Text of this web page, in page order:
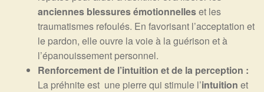
anciennes blessures émotionnelleset les
traumatismes refoulés. En favorisant l’acceptation et
le pardon, elle ouvre la voie à la guérison et à
l’épanouissement personnel.
Renforcement de l’intuition et de la perception :
La préhnite est une pierre qui stimule l’intuition et